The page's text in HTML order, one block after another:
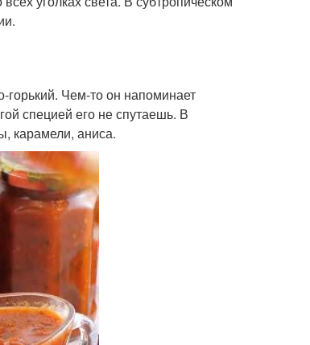
горький. Чем-то он напоминает
специей его не спутаешь. В
карамели, аниса.